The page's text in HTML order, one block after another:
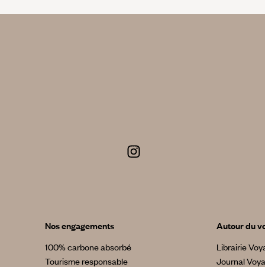
Nos engagements
100% carbone absorbé
Tourisme responsable
Autour du
Librairie
Journal